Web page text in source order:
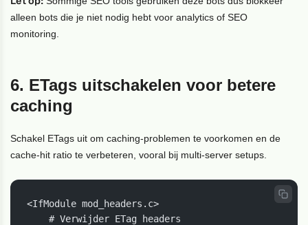
alleen bots die je niet nodig hebt voor analytics of SEO
monitoring.
6. ETags uitschakelen voor betere
caching
Schakel ETags uit om caching-problemen te voorkomen en de
cache-hit ratio te verbeteren, vooral bij multi-server setups.
<IfModule mod_headers.c>
    # Verwijder ETag headers